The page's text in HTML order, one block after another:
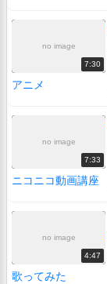
no image
7:30
アニメ
no image
7:33
ニコニコ動画講座
no image
4:47
歌ってみた